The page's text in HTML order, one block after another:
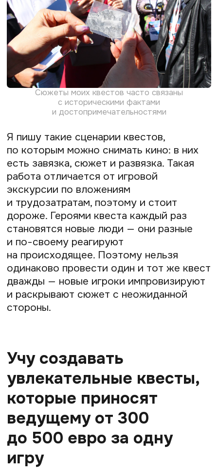
Я даюсогласиена обработку персональных
данных
Я даюсогласиена получение рекламной
+7
Оставить заявку
Prodamus «Мечтай и делай». Меня очень
порадовало, что история о моём опыте
Благодаря Prodamus о моей
увлечённости квестологией узнало
множество людей.
Открыла
международное
креативное
содружество
«Квестомания», чтобы
масштабировать свой
проект
квестологию. Как президент этого
некоммерческого содружества я создаю
профессиональное сообщество для всех
русскоговорящих квестологов. Мне
хочется, чтобы как можно больше людей
делали качественные квесты. Люблю,
когда квесты не только развлекают,
но и открывают участникам новое —
культуру, традиции, историю того края,
где они путешествуют. Это называется